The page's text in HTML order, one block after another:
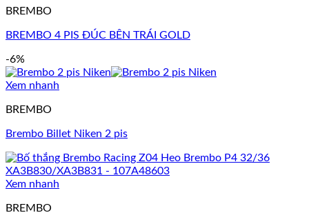
BREMBO
BREMBO 4 PIS ĐÚC BÊN TRÁI GOLD
-6%
Xem nhanh
BREMBO
Brembo Billet Niken 2 pis
Xem nhanh
BREMBO